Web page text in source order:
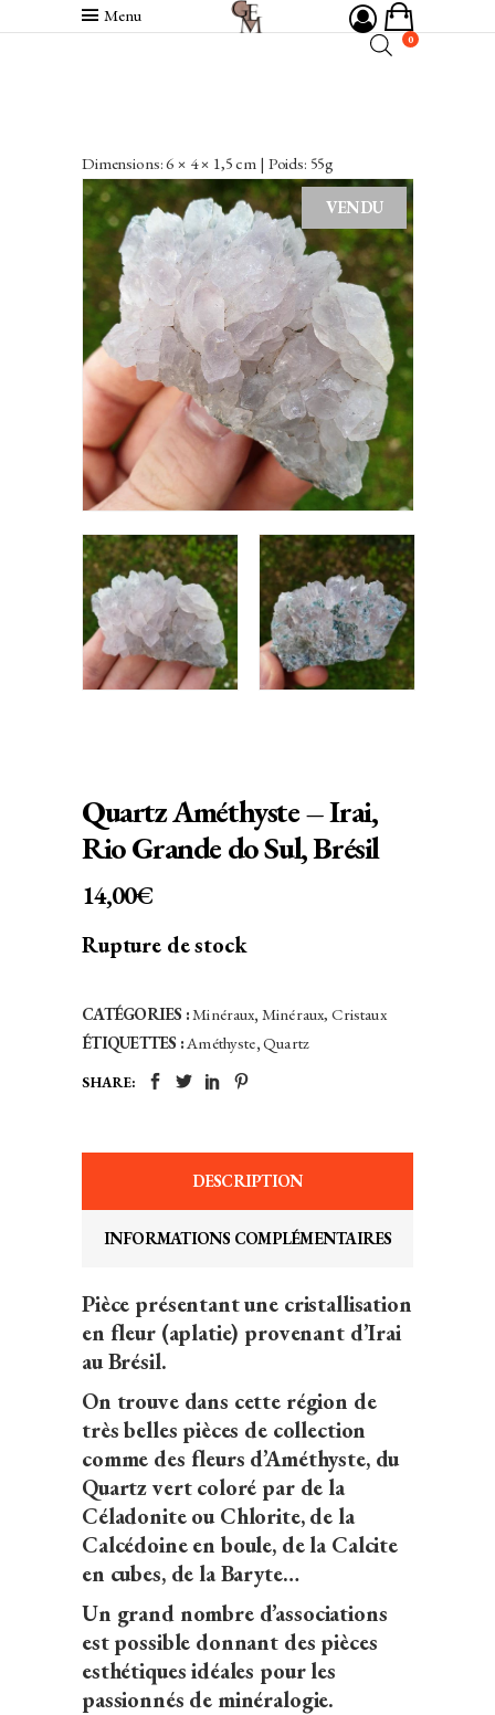
Menu
0
Dimensions: 6 × 4 × 1,5 cm | Poids: 55g
VENDU
Quartz Améthyste – Irai,
Rio Grande do Sul, Brésil
14,00€
Rupture de stock
CATÉGORIES :Minéraux, Minéraux, Cristaux
ÉTIQUETTES :Améthyste,Quartz
SHARE:
DESCRIPTION
INFORMATIONS COMPLÉMENTAIRES
Pièce présentant une cristallisation
en fleur (aplatie) provenant d’Irai
au Brésil.
On trouve dans cette région de
très belles pièces de collection
comme des fleurs d’Améthyste, du
Quartz vert coloré par de la
Céladonite ou Chlorite, de la
Calcédoine en boule, de la Calcite
en cubes, de la Baryte…
Un grand nombre d’associations
est possible donnant des pièces
esthétiques idéales pour les
passionnés de minéralogie.